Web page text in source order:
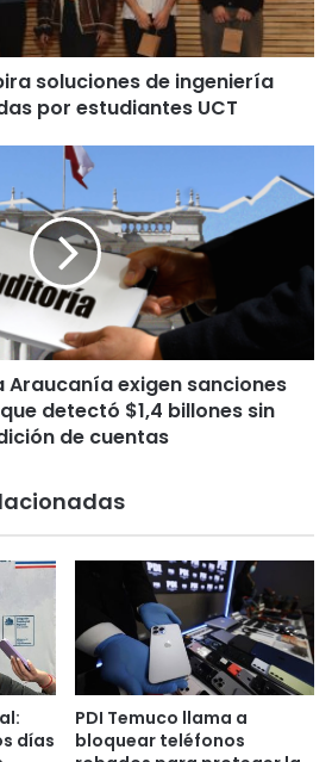
soluciones de ingeniería
por estudiantes UCT
Araucanía exigen sanciones
detectó $1,4 billones sin
de cuentas
días
PDI Temuco llama a
bloquear teléfonos